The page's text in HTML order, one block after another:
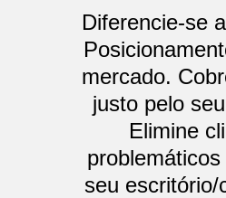
Diferencie-se
mercado.
justo pelo
Elimine
seu escritório/